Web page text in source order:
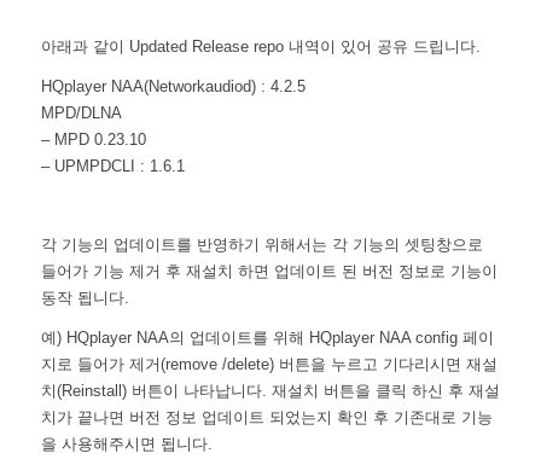
아래과 같이 Updated Release repo 내역이 있어 공유 드립니다.
HQplayer NAA(Networkaudiod) : 4.2.5
MPD/DLNA
– MPD 0.23.10
– UPMPDCLI : 1.6.1
각 기능의 업데이트를 반영하기 위해서는 각 기능의 셋팅창으로
들어가 기능 제거 후 재설치 하면 업데이트 된 버전 정보로 기능이
동작 됩니다.
예) HQplayer NAA의 업데이트를 위해 HQplayer NAA config 페이
지로 들어가 제거(remove /delete) 버튼을 누르고 기다리시면 재설
치(Reinstall) 버튼이 나타납니다. 재설치 버튼을 클릭 하신 후 재설
치가 끝나면 버전 정보 업데이트 되었는지 확인 후 기존대로 기능
을 사용해주시면 됩니다.